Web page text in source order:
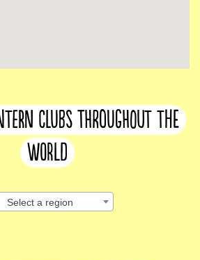
clubs throughout the
world
Select a region